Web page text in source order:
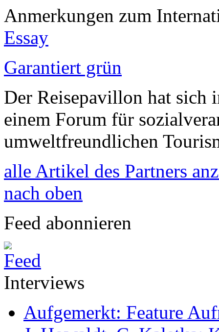
Anmerkungen zum
Essay
Garantiert grün
Der Reisepavillon hat sich
einem Forum für
umweltfreundlichen
alle Artikel des Partners
nach oben
Feed abonnieren
Interviews
Aufgemerkt: Feature